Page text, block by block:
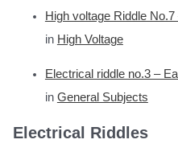
High voltage Riddle
in High Voltage
Electrical riddle no.3 –
in General Subjects
Electrical Riddles